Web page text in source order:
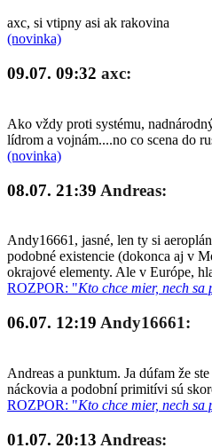
axc, si vtipny asi ak rakovina
(novinka)
09.07. 09:32 axc:
Ako vždy proti systému,
lídrom a vojnám....no co scena do
(novinka)
08.07. 21:39 Andreas:
Andy16661, jasné, len ty si
podobné existencie (dokonca aj v
okrajové elementy. Ale v Európe,
ROZPOR: "Kto chce mier, nech
06.07. 12:19 Andy16661:
Andreas a punktum. Ja dúfam že
náckovia a podobní primitívi sú
ROZPOR: "Kto chce mier, nech
01.07. 20:13 Andreas: